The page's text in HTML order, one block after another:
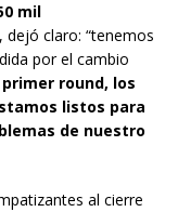
mil
, dejó claro: “tenemos
por el cambio
round, los
listos para
de nuestro
al cierre